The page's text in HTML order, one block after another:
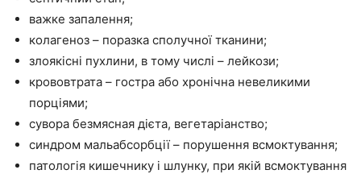
важке запалення;
колагеноз – поразка сполучної тканини;
злоякісні пухлини, в тому числі – лейкози;
крововтрата – гостра або хронічна невеликими
порціями;
сувора безмясная дієта, вегетаріанство;
синдром мальабсорбції – порушення всмоктування;
патологія кишечнику і шлунку, при якій всмоктування